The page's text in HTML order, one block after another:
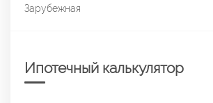
Зарубежная
Ипотечный калькулятор